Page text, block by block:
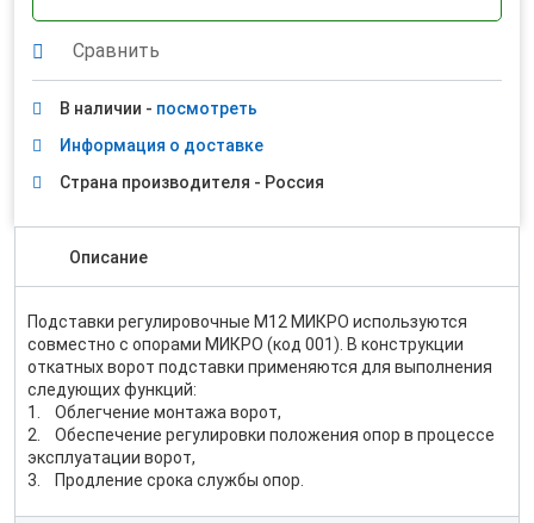
Сравнить
В наличии - посмотреть
Информация о доставке
Страна производителя - Россия
Описание
Подставки регулировочные М12 МИКРО используются
совместно с опорами МИКРО (код 001). В конструкции
откатных ворот подставки применяются для выполнения
следующих функций:
1. Облегчение монтажа ворот,
2. Обеспечение регулировки положения опор в процессе
эксплуатации ворот,
3. Продление срока службы опор.